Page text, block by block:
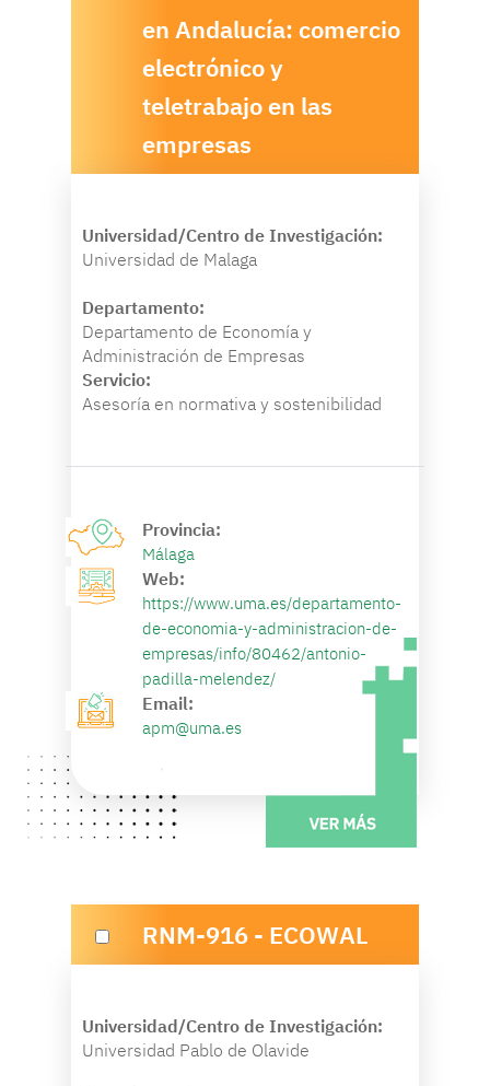
en Andalucía: comercio
electrónico y
teletrabajo en las
empresas
Universidad/Centro de Investigación:
Universidad de Malaga
Departamento:
Departamento de Economía y
Administración de Empresas
Servicio:
Asesoría en normativa y sostenibilidad
Provincia:
Málaga
Web:
https://www.uma.es/departamento-
de-economia-y-administracion-de-
empresas/info/80462/antonio-
padilla-melendez/
Email:
apm@uma.es
RNM-916 - ECOWAL
Universidad/Centro de Investigación:
Universidad Pablo de Olavide